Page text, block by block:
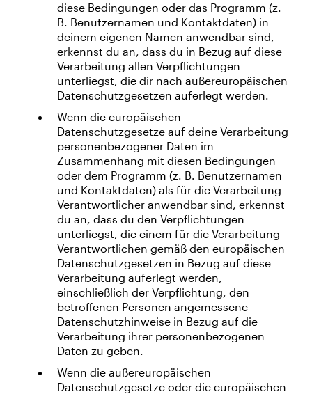
diese Bedingungen oder das Programm (z.
B. Benutzernamen und Kontaktdaten) in
deinem eigenen Namen anwendbar sind,
erkennst du an, dass du in Bezug auf diese
Verarbeitung allen Verpflichtungen
unterliegst, die dir nach außereuropäischen
Datenschutzgesetzen auferlegt werden.
Wenn die europäischen
Datenschutzgesetze auf deine Verarbeitung
personenbezogener Daten im
Zusammenhang mit diesen Bedingungen
oder dem Programm (z. B. Benutzernamen
und Kontaktdaten) als für die Verarbeitung
Verantwortlicher anwendbar sind, erkennst
du an, dass du den Verpflichtungen
unterliegst, die einem für die Verarbeitung
Verantwortlichen gemäß den europäischen
Datenschutzgesetzen in Bezug auf diese
Verarbeitung auferlegt werden,
einschließlich der Verpflichtung, den
betroffenen Personen angemessene
Datenschutzhinweise in Bezug auf die
Verarbeitung ihrer personenbezogenen
Daten zu geben.
Wenn die außereuropäischen
Datenschutzgesetze oder die europäischen